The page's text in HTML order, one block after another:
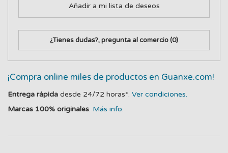
Añadir a mi lista de deseos
¿Tienes dudas?, pregunta al comercio(0)
¡Compra online miles de productos en Guanxe.com!
Entrega rápida desde 24/72 horas*. Ver condiciones.
Marcas 100% originales. Más info.